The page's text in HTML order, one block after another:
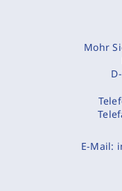
Mohr
E-Mail: